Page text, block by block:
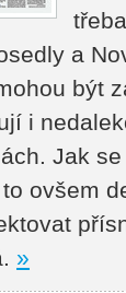
a
být
i
Jak
ovšem
»